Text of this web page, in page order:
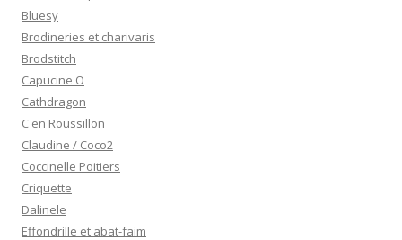
Bluesy
Brodineries et charivaris
Brodstitch
Capucine O
Cathdragon
C en Roussillon
Claudine / Coco2
Coccinelle Poitiers
Criquette
Dalinele
Effondrille et abat-faim